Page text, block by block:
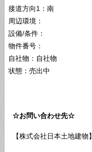
接道方向1：南
周辺環境：
設備/条件：
物件番号：
自社物：自社物
状態：売出中
☆お問い合わせ先☆
【株式会社日本土地建物】